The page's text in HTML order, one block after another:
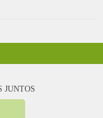
JUNTOS